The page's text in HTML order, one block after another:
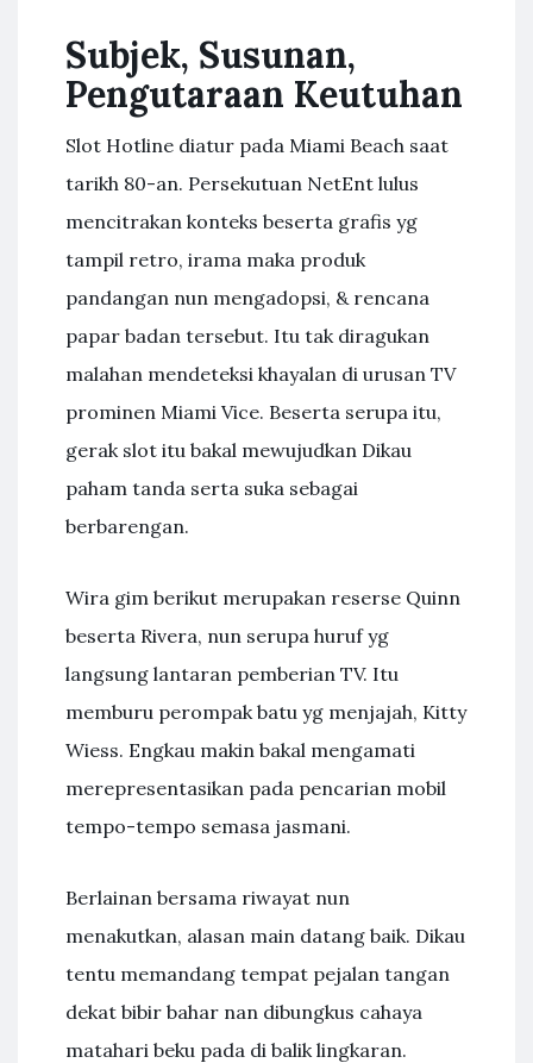
Subjek, Susunan,
Pengutaraan Keutuhan
Slot Hotline diatur pada Miami Beach saat
tarikh 80-an. Persekutuan NetEnt lulus
mencitrakan konteks beserta grafis yg
tampil retro, irama maka produk
pandangan nun mengadopsi, & rencana
papar badan tersebut. Itu tak diragukan
malahan mendeteksi khayalan di urusan TV
prominen Miami Vice. Beserta serupa itu,
gerak slot itu bakal mewujudkan Dikau
paham tanda serta suka sebagai
berbarengan.
Wira gim berikut merupakan reserse Quinn
beserta Rivera, nun serupa huruf yg
langsung lantaran pemberian TV. Itu
memburu perompak batu yg menjajah, Kitty
Wiess. Engkau makin bakal mengamati
merepresentasikan pada pencarian mobil
tempo-tempo semasa jasmani.
Berlainan bersama riwayat nun
menakutkan, alasan main datang baik. Dikau
tentu memandang tempat pejalan tangan
dekat bibir bahar nan dibungkus cahaya
matahari beku pada di balik lingkaran.